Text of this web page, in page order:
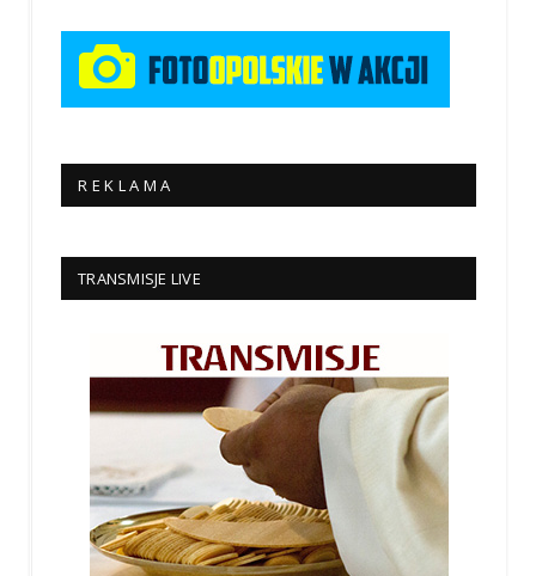
R E K L A M A
TRANSMISJE LIVE